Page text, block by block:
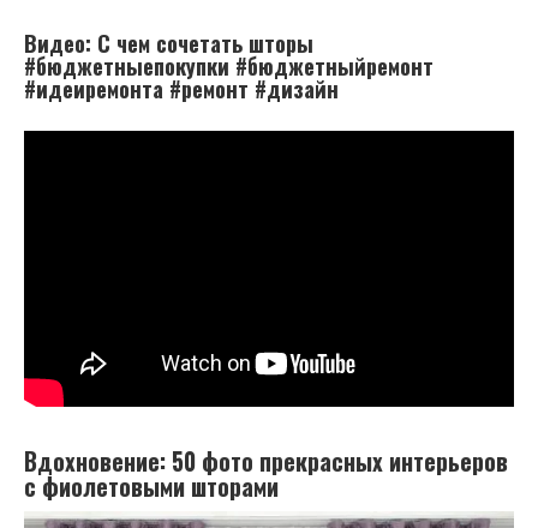
Видео: С чем сочетать шторы
#бюджетныепокупки #бюджетныйремонт
#идеиремонта #ремонт #дизайн
Вдохновение: 50 фото прекрасных интерьеров
с фиолетовыми шторами